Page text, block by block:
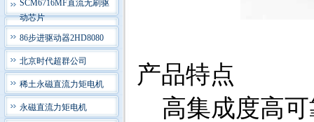
SCM6716MF直流无刷驱
动芯片
86步进驱动器2HD8080
北京时代超群公司
稀土永磁直流力矩电机
永磁直流力矩电机
产品特点
高集成度高可